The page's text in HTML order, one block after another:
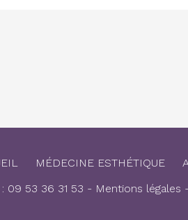
MÉDECINE ESTHÉTIQUE
: 09 53 36 31 53 - Mentions légales